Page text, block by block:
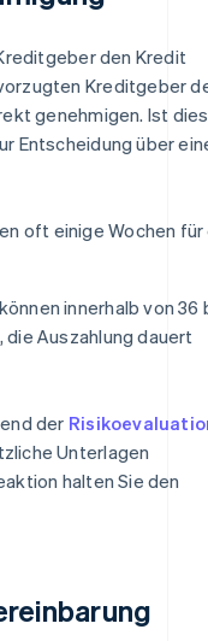
den Kredit
Kreditgeber
genehmigen. Ist dies
Entscheidung über
oft einige Wochen für
innerhalb von 36
Auszahlung dauert
der
Unterlagen
halten Sie den